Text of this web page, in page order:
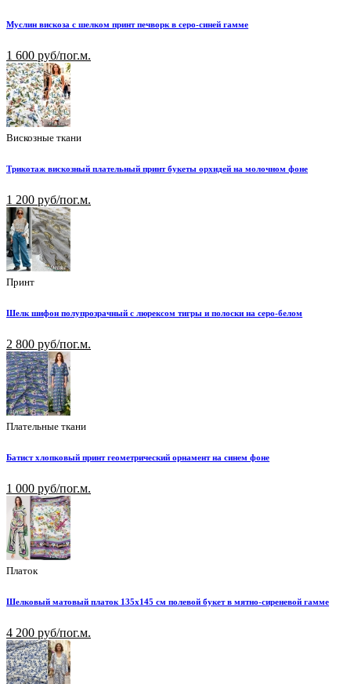
Муслин вискоза с шелком принт печворк в серо-синей гамме
1 600 руб/пог.м.
Вискозные ткани
Трикотаж вискозный плательный принт букеты орхидей на молочном фоне
1 200 руб/пог.м.
Принт
Шелк шифон полупрозрачный с люрексом тигры и полоски на серо-белом
2 800 руб/пог.м.
Плательные ткани
Батист хлопковый принт геометрический орнамент на синем фоне
1 000 руб/пог.м.
Платок
Шелковый матовый платок 135х145 см полевой букет в мятно-сиреневой гамме
4 200 руб/пог.м.